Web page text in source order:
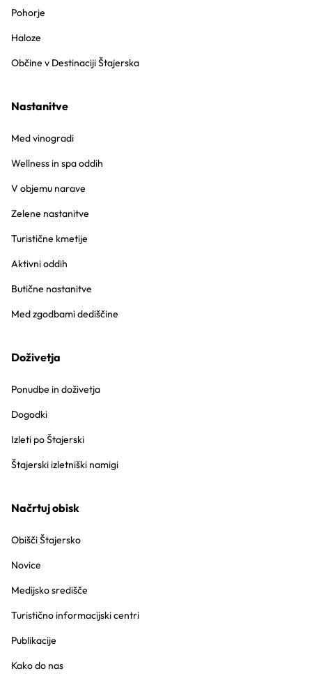
Pohorje
Haloze
Občine v Destinaciji Štajerska
Nastanitve
Med vinogradi
Wellness in spa oddih
V objemu narave
Zelene nastanitve
Turistične kmetije
Aktivni oddih
Butične nastanitve
Med zgodbami dediščine
Doživetja
Ponudbe in doživetja
Dogodki
Izleti po Štajerski
Štajerski izletniški namigi
Načrtuj obisk
Obišči Štajersko
Novice
Medijsko središče
Turistično informacijski centri
Publikacije
Kako do nas